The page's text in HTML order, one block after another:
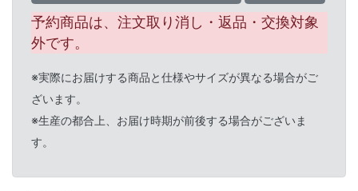
予約商品は、注文取り消し・返品・交換対象
外です。
※実際にお届けする商品と仕様やサイズが異なる場合がご
ざいます。
※生産の都合上、お届け時期が前後する場合がございま
す。